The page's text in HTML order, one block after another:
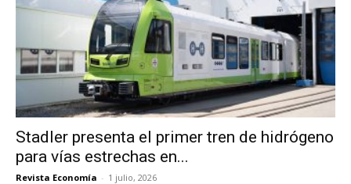
Stadler presenta el primer tren de hidrógeno
para vías estrechas en...
Revista Economía - 1 julio, 2026